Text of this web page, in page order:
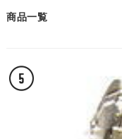
商品一覧